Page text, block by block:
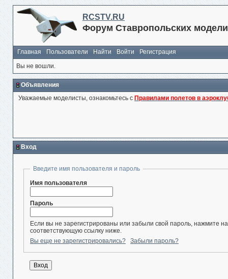
RCSTV.RU
Форум Ставропольских
Главная Пользователи Найти Войти
Регистрация
Вы не вошли.
Объявления
Уважаемые моделисты, ознакомьтесь с Правилами полетов в
Вход
Введите имя пользователя и пароль
Имя пользователя
Пароль
Если вы не зарегистрированы или забыли свой пароль, нажмите на
соответствующую ссылку ниже.
Вы еще не зарегистрировались?
Забыли пароль?